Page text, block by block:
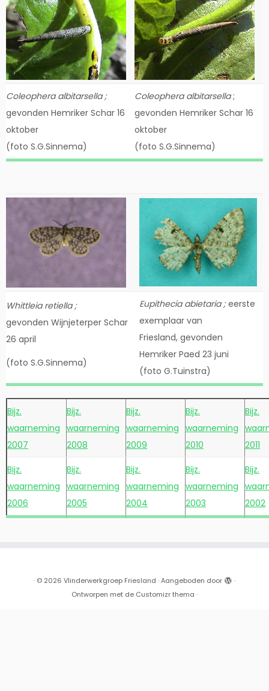
Coleophera albitarsella ;
gevonden Hemriker Schar 16
oktober
(foto S.G.Sinnema)
Coleophera albitarsella;
gevonden Hemriker Schar 16
oktober
(foto S.G.Sinnema)
Whittleia retiella ;
gevonden Wijnjeterper Schar
26 april
(foto S.G.Sinnema)
Eupithecia abietaria ;eerste
exemplaar van
Friesland, gevonden
Hemriker Paed 23 juni
(foto G.Tuinstra)
Bijz.
waarneming
2007
Bijz.
waarneming
2008
Bijz.
waarneming
2009
Bijz.
waarneming
2010
Bijz.
2011
Bijz.
waarneming
2006
Bijz.
waarneming
2005
Bijz.
waarneming
2004
Bijz.
waarneming
2003
Bijz.
2002
· © 2026 Vlinderwerkgroep Friesland ·Aangeboden door
·
Ontworpen met de Customizr thema ·